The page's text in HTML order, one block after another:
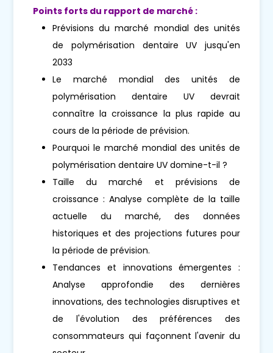
Points forts du rapport de marché :
Prévisions du marché mondial des unités
de polymérisation dentaire UV jusqu'en
2033
Le marché mondial des unités de
polymérisation dentaire UV devrait
connaître la croissance la plus rapide au
cours de la période de prévision.
Pourquoi le marché mondial des unités de
polymérisation dentaire UV domine-t-il ?
Taille du marché et prévisions de
croissance : Analyse complète de la taille
actuelle du marché, des données
historiques et des projections futures pour
la période de prévision.
Tendances et innovations émergentes :
Analyse approfondie des dernières
innovations, des technologies disruptives et
de l'évolution des préférences des
consommateurs qui façonnent l'avenir du